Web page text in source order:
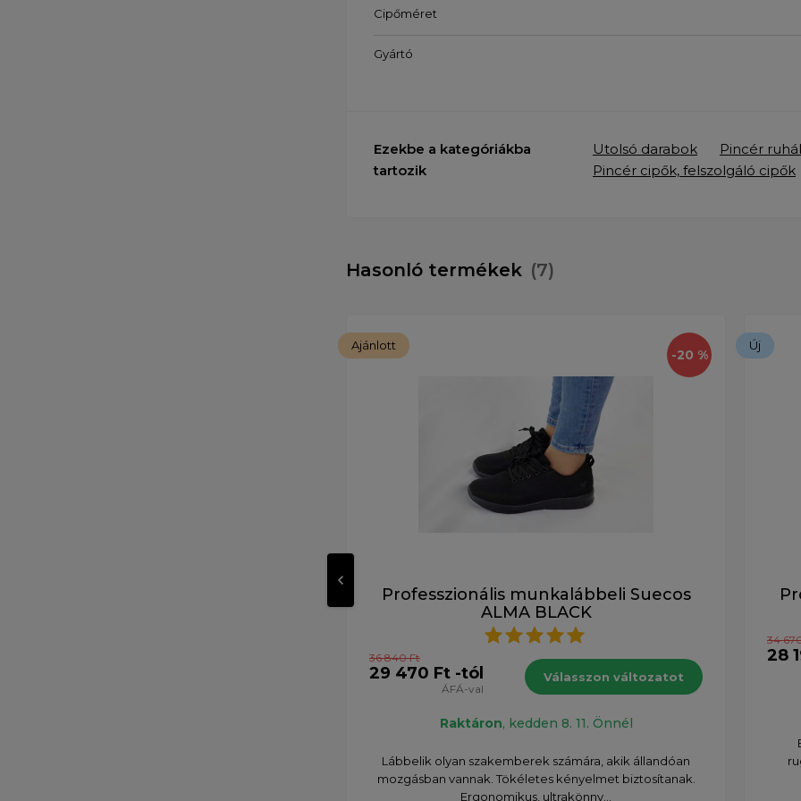
Cipőméret
Gyártó
Ezekbe a kategóriákba
tartozik
Utolsó darabok
Pincér
Pincér cipők, felszolgáló cipők
Hasonló termékek (7)
-20 %
Ajánlott
Professzionális munkalábbeli Suecos
ALMA BLACK
36 840 Ft
29 470 Ft -tól
ÁFÁ-val
Válasszon változatot
Raktáron, kedden 8. 11. Önnél
Lábbelik olyan szakemberek számára, akik állandóan
mozgásban vannak. Tökéletes kényelmet biztosítanak.
Ergonomikus, ultrakönny...
Új
34
28